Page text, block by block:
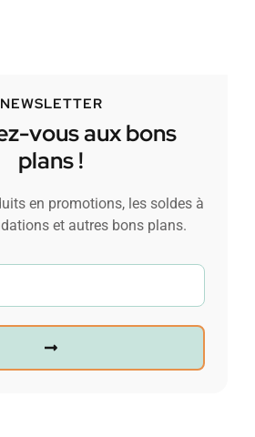
NEWSLETTER
vous aux bons
plans !
en promotions, les soldes à
et autres bons plans.